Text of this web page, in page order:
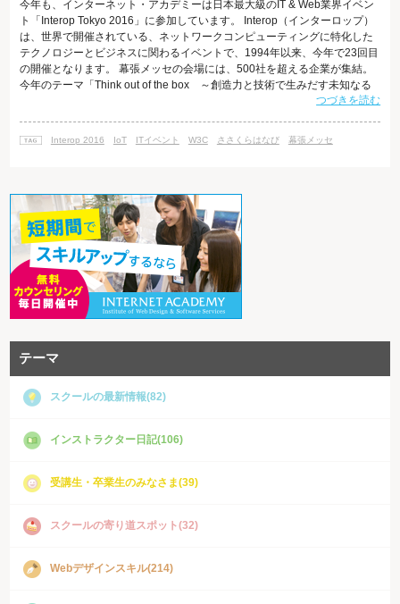
今年も、インターネット・アカデミーは日本最大級のIT & Web業界イベン
ト「Interop Tokyo 2016」に参加しています。 Interop（インターロップ）
は、世界で開催されている、ネットワークコンピューティングに特化した
テクノロジーとビジネスに関わるイベントで、1994年以来、今年で23回目
の開催となります。 幕張メッセの会場には、500社を超える企業が集結。
今年のテーマ「Think out of the box ～創造力と技術で生みだす未知なる
社会～」として、2016年6月8日～11日の3日間、セキュリティやIoT、クラ
ちなみに、Interop Tokyoの実行委員長は、「日本のインターネットの
つづきを読む
Interop 2016 IoT ITイベント W3C ささくらはなび 幕張メッセ
テーマ
スクールの最新情報(82)
インストラクター日記(106)
受講生・卒業生のみなさま(39)
スクールの寄り道スポット(32)
Webデザインスキル(214)